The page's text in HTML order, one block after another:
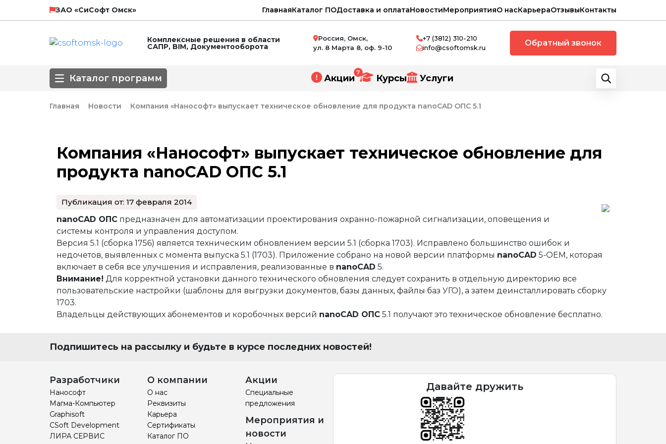
ЗАО «СиСофт Омск» ГлавнаяКаталог ПОДоставка и оплатаНовостиМероприятияО насКарьераОтзывыКонтакты
Комплексные решения в области
САПР, BIM, Документооборота
Россия, Омск,
ул. 8 Марта 8, оф. 9-10
+7 (3812) 310-210
info@csoftomsk.ru
Обратный звонок
Каталог программ
НТП Трубопровод SCAD Soft
3D-моделирование
BIM Автоматизированное проектирование
Популярные САПР
Базовые САПРИнженерные сети
СПДС СПДС КМ СПДС, КЖИ, КЖ
Строительство и архитектура
ЕСКД Машиностроение
Инженерный анализ
Электротехнические решения
Системы контроля и автоматики
Инженерные изыскания
Магистральные трубопроводы
Технологические решения
ДокументооборотЭлектронный архив
Визуализация
Нормативно-техническая документацияУправление объектами недвижимости
Разработка радиоэлектронных устройств
Расчетное ПООблачные сервисы
Корпоративные системыСистемы контроля и автоматики
Акции
7
Курсы Услуги
Главная Новости Компания «Нанософт» выпускает техническое обновление для продукта nanoCAD ОПС 5.1
Компания «Нанософт» выпускает техническое обновление для
продукта nanoCAD ОПС 5.1
Публикация от: 17 февраля 2014
nanoCAD ОПС предназначен для автоматизации проектирования охранно-пожарной сигнализации, оповещения и
системы контроля и управления доступом.
Версия 5.1 (сборка 1756) является техническим обновлением версии 5.1 (сборка 1703). Исправлено большинство ошибок и
недочетов, выявленных с момента выпуска 5.1 (1703). Приложение собрано на новой версии платформы nanoCAD 5-OEM, которая
включает в себя все улучшения и исправления, реализованные в nanoCAD 5.
Внимание! Для корректной установки данного технического обновления следует сохранить в отдельную директорию все
пользовательские настройки (шаблоны для выгрузки документов, базы данных, файлы баз УГО), а затем деинсталлировать сборку
1703.
Владельцы действующих абонементов и коробочных версий nanoCAD ОПС 5.1 получают это техническое обновление бесплатно.
Подпишитесь на рассылку и будьте в курсе последних новостей!
Разработчики
Нанософт
Магма-Компьютер
Graphisoft
CSoft Development
ЛИРА СЕРВИС
О компании
О нас
Реквизиты
Карьера
Сертификаты
Каталог ПО
Акции
Специальные
предложения
Мероприятия и
новости
Давайте дружить